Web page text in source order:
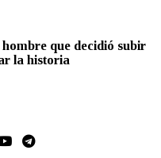
que decidió subir
la historia